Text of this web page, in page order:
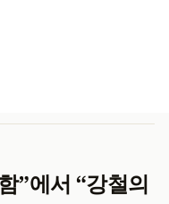
”에서 “강철의